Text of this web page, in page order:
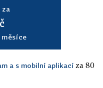
a s mobilní aplikací za 80